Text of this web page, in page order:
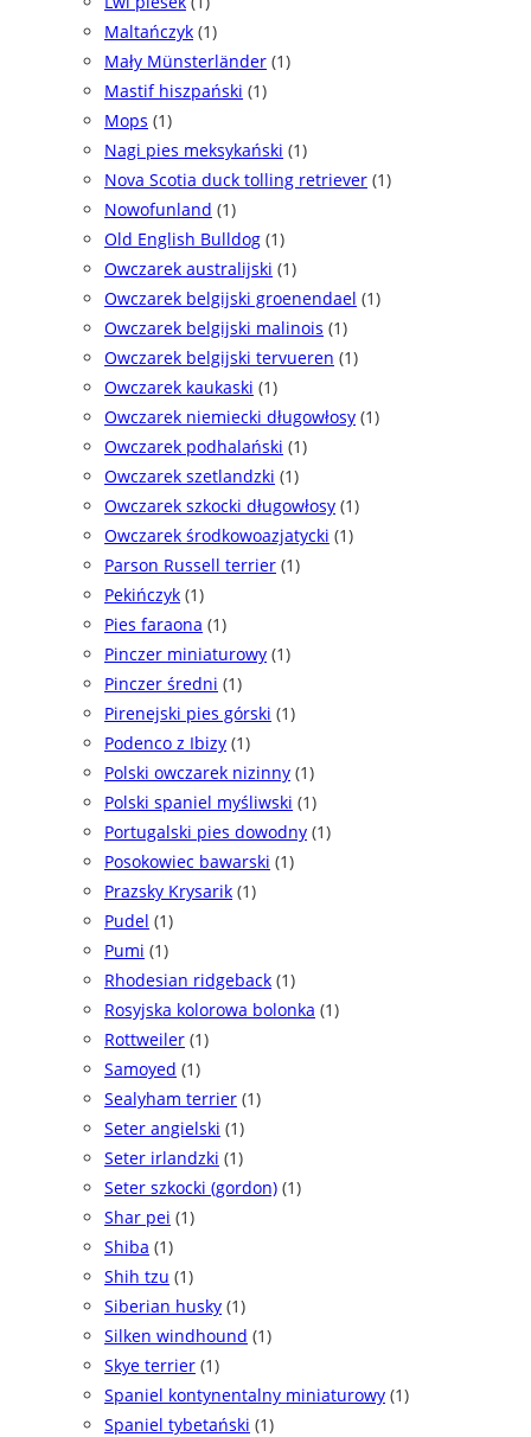
Maltańczyk (1)
Mały Münsterländer (1)
Mastif hiszpański (1)
Mops (1)
Nagi pies meksykański (1)
Nova Scotia duck tolling retriever (1)
Nowofunland (1)
Old English Bulldog (1)
Owczarek australijski (1)
Owczarek belgijski groenendael (1)
Owczarek belgijski malinois (1)
Owczarek belgijski tervueren (1)
Owczarek kaukaski (1)
Owczarek niemiecki długowłosy (1)
Owczarek podhalański (1)
Owczarek szetlandzki (1)
Owczarek szkocki długowłosy (1)
Owczarek środkowoazjatycki (1)
Parson Russell terrier (1)
Pekińczyk (1)
Pies faraona (1)
Pinczer miniaturowy (1)
Pinczer średni (1)
Pirenejski pies górski (1)
Podenco z Ibizy (1)
Polski owczarek nizinny (1)
Polski spaniel myśliwski (1)
Portugalski pies dowodny (1)
Posokowiec bawarski (1)
Prazsky Krysarik (1)
Pudel (1)
Pumi (1)
Rhodesian ridgeback (1)
Rosyjska kolorowa bolonka (1)
Rottweiler (1)
Samoyed (1)
Sealyham terrier (1)
Seter angielski (1)
Seter irlandzki (1)
Seter szkocki (gordon) (1)
Shar pei (1)
Shiba (1)
Shih tzu (1)
Siberian husky (1)
Silken windhound (1)
Skye terrier (1)
Spaniel kontynentalny miniaturowy (1)
Spaniel tybetański (1)